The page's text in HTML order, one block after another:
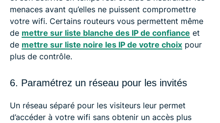
menaces avant qu’elles ne puissent compromettre
votre wifi. Certains routeurs vous permettent même
de mettre sur liste blanche des IP de confiance et
de mettre sur liste noire les IP de votre choix pour
plus de contrôle.
6. Paramétrez un réseau pour les invités
Un réseau séparé pour les visiteurs leur permet
d’accéder à votre wifi sans obtenir un accès plus